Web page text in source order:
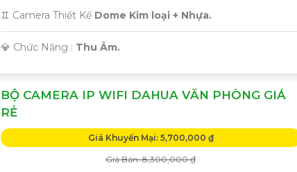
♊ Camera Thiết Kế Dome Kim loại + Nhựa.
️💎 Chức Năng : Thu Âm.
BỘ CAMERA IP WIFI DAHUA VĂN PHÒNG GIÁ
RẺ
Giá Khuyến Mại: 5,700,000 ₫
Giá Bán: 8,300,000 ₫